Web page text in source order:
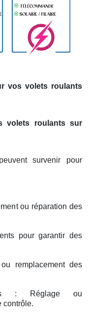
vos volets roulants
volets roulants sur
survenir pour
ou réparation des
pour garantir des
remplacement des
: Réglage ou
contrôle.